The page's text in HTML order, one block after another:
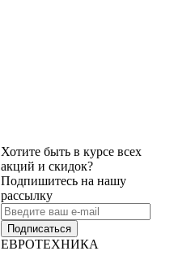
Хотите быть в курсе всех
акций и скидок?
Подпишитесь на нашу
рассылку
Подписаться
ЕВРОТЕХНИКА